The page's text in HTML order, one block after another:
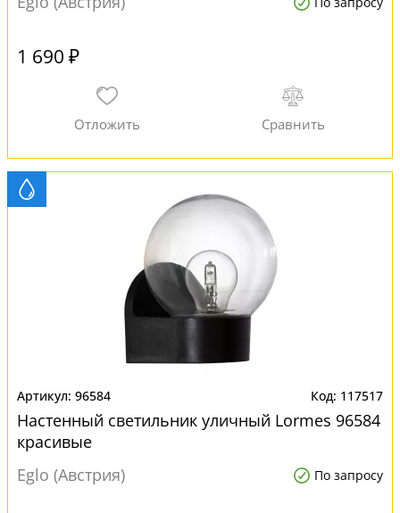
1 690 ₽
96584 117517
Настенный светильник уличный Lormes 96584
красивые
Eglo (Австрия)
По запросу